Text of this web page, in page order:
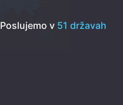
Poslujemo v 51 državah